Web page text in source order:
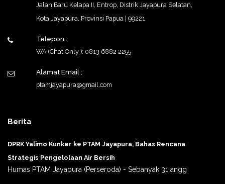
Jalan Baru Kelapa II, Entrop, Distrik Jayapura Selatan,
Kota Jayapura, Provinsi Papua | 99221
Telepon :
WA (Chat Only ): 0813 6882 2255
Alamat Email :
ptamjayapura@gmail.com
Berita
DPRK Yalimo Kunker ke PTAM Jayapura, Bahas Rencana
Strategis Pengelolaan Air Bersih
Humas PTAM Jayapura (Perseroda) - Sebanyak 31 angg